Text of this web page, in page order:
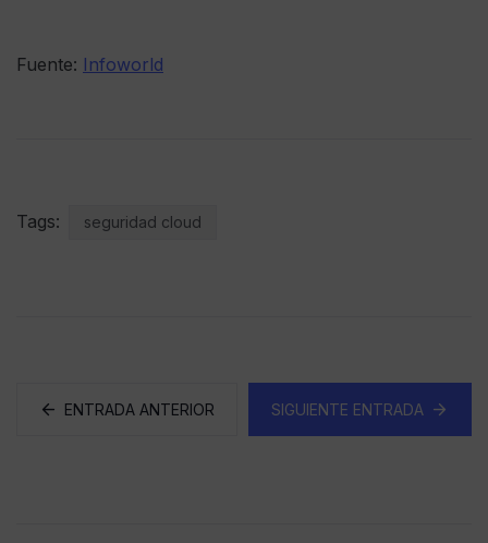
Fuente: Infoworld
Tags: seguridad cloud
ENTRADA ANTERIOR SIGUIENTE ENTRADA